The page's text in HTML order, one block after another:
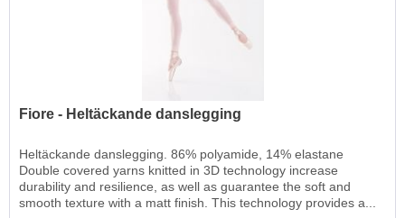
Fiore - Heltäckande danslegging
Heltäckande danslegging. 86% polyamide, 14% elastane
Double covered yarns knitted in 3D technology increase
durability and resilience, as well as guarantee the soft and
smooth texture with a matt finish. This technology provides a...